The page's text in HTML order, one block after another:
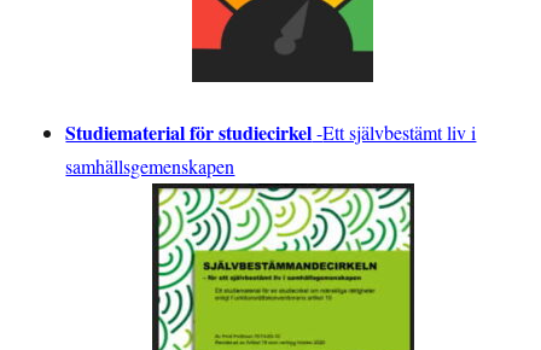
Studiematerial för studiecirkel-Ett självbestämt liv i
samhällsgemenskapen